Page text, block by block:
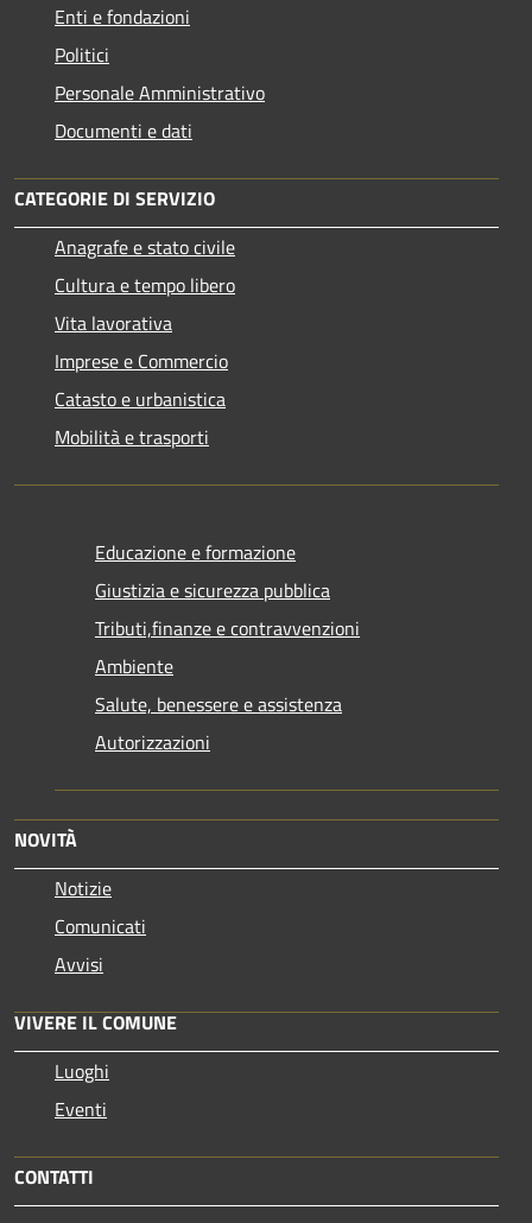
Enti e fondazioni
Politici
Personale Amministrativo
Documenti e dati
CATEGORIE DI SERVIZIO
Anagrafe e stato civile
Cultura e tempo libero
Vita lavorativa
Imprese e Commercio
Catasto e urbanistica
Mobilità e trasporti
Educazione e formazione
Giustizia e sicurezza pubblica
Tributi,finanze e contravvenzioni
Ambiente
Salute, benessere e assistenza
Autorizzazioni
NOVITÀ
Notizie
Comunicati
Avvisi
VIVERE IL COMUNE
Luoghi
Eventi
CONTATTI